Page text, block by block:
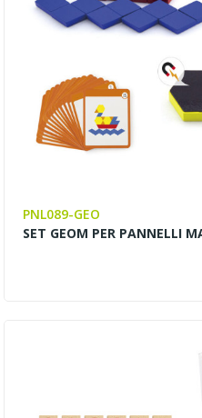
PNL089-GEO
SET GEOM PER PANNELLI